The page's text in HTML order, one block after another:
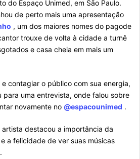
do Espaço Unimed, em São Paulo.
de perto mais uma apresentação
, um dos maiores nomes do pagode
trouxe de volta à cidade a turnê
e casa cheia em mais um
contagiar o público com sua energia,
para uma entrevista, onde falou sobre
novamente no @espacounimed .
destacou a importância da
a felicidade de ver suas músicas